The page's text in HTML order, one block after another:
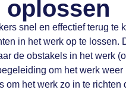
oplossen
snel en effectief terug te
in het werk op te lossen.
de obstakels in het werk
om het werk weer
om het werk zo in te richten